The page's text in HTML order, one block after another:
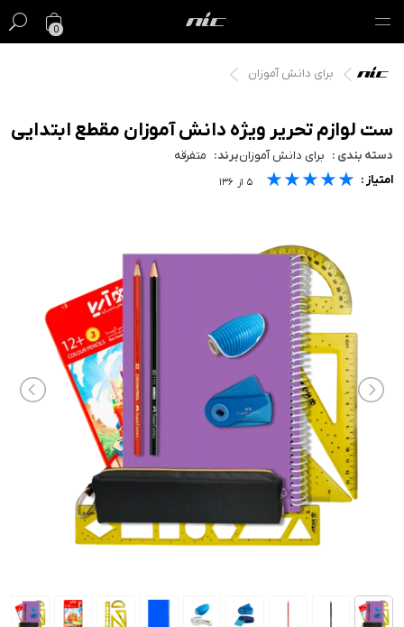
0
گیفت کارت
فروش ویژه
مک
آیپد
ایرپاد
اپل واچ
لوازم جانبی
صدا و تصویر
قیمت روز
محصولات کارکرده
تماس با ما
برای دانش آموزان
ست لوازم تحریر ویژه دانش آموزان مقطع ابتدایی
دسته بندی : برای دانش آموزانبرند: متفرقه
امتیاز : ★★★★★
★★★★★
★★★★★ ۵ از ۱۳۶